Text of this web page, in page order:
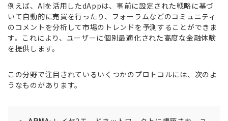
例えば、AIを活用したdAppは、事前に設定された戦略に基づ
いて自動的に売買を行ったり、フォーラムなどのコミュニティ
のコメントを分析して市場のトレンドを予測することができま
す。これにより、ユーザーに個別最適化された高度な金融体験
を提供します。
この分野で注目されているいくつかのプロトコルには、次のよ
うなものがあります。